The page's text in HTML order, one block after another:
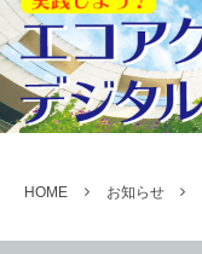
HOME お知らせ